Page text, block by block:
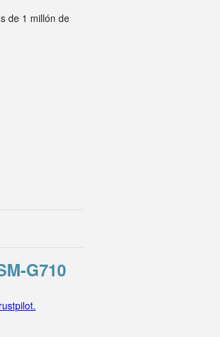
de 1 millón de
G710